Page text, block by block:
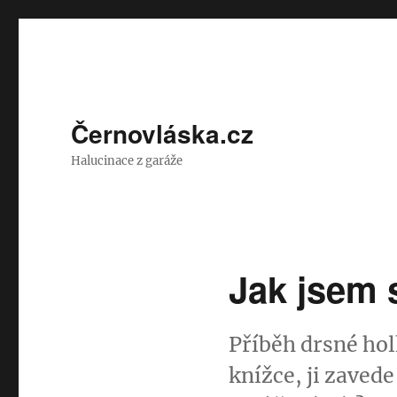
Černovláska.cz
Halucinace z garáže
Jak jsem
Příběh drsné
knížce, ji